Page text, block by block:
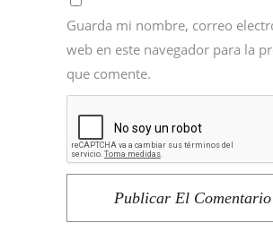
Guarda mi nombre, correo
web en este navegador para la
que comente.
Publicar El Comentario